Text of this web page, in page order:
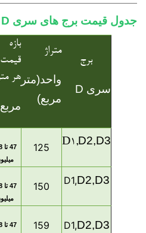
جدول قیمت برج های سری D پهنه B
برج
سری D
متراژ
واحد(متر
مربع)
بازه
قیمت
هر
مربع
D1,D2,D3
125
47 تا 68
D1,D2,D3
150
47 تا 68
D1,D2,D3
159
47 تا 68